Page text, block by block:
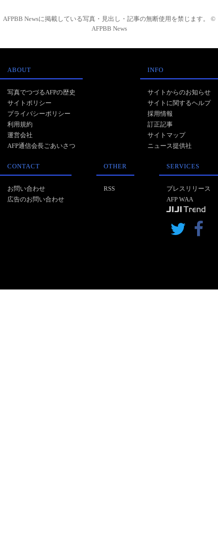
AFPBB Newsに掲載している写真・見出し・記事の無断使用を禁じます。 ©
AFPBB News
ABOUT
写真でつづるAFPの歴史
サイトポリシー
プライバシーポリシー
利用規約
運営会社
AFP通信会長ごあいさつ
INFO
サイトからのお知らせ
サイトに関するヘルプ
採用情報
訂正記事
サイトマップ
ニュース提供社
CONTACT
お問い合わせ
広告のお問い合わせ
OTHER
RSS
SERVICES
プレスリリース
AFP WAA